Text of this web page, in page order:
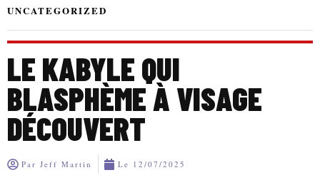
UNCATEGORIZED
LE KABYLE QUI
BLASPHÈME À VISAGE
DÉCOUVERT
Par Jeff Martin Le 12/07/2025